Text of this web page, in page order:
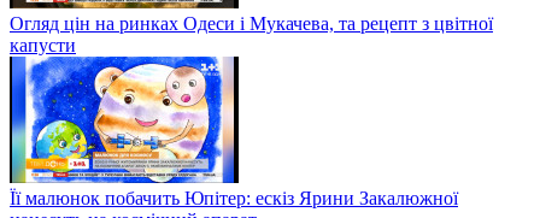
Огляд цін на ринках Одеси і Мукачева, та рецепт з цвітної
капусти
Її малюнок побачить Юпітер: ескіз Ярини Закалюжної